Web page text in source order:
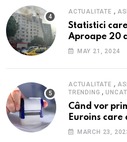
ACTUALITATE ,
Statistici
Aproape 20
România, iar
nici 40 de lei
MAY 21, 2024
ACTUALITATE ,
TRENDING ,
Când vor
Euroins
RCA? Toți
MARCH 23,